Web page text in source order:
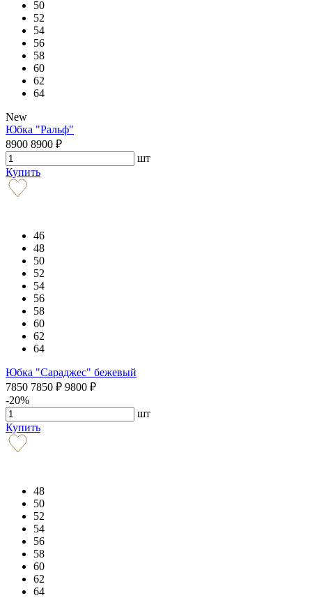
50
52
54
56
58
60
62
64
New
Юбка "Ральф"
8900 8900 ₽
шт
Купить
46
48
50
52
54
56
58
60
62
64
Юбка "Сараджес" бежевый
7850 7850 ₽ 9800 ₽
-20%
шт
Купить
48
50
52
54
56
58
60
62
64